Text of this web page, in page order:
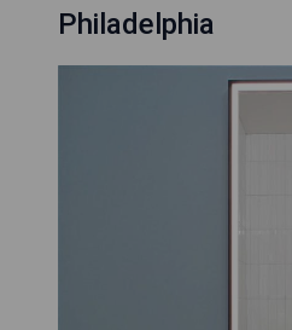
Philadelphia